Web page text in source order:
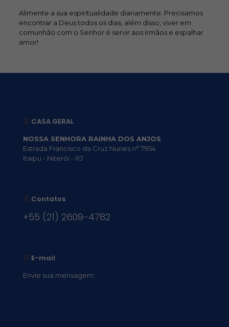
Alimente a sua espiritualidade diariamente. Precisamos
encontrar a Deus todos os dias, além disso, viver em
comunhão com o Senhor é servir aos irmãos e espalhar
amor!
CASA GERAL
NOSSA SENHORA RAINHA DOS ANJOS
Estrada Francisco da Cruz Nunes n° 7954
Itaipu - Niterói - RJ
Contatos
+55 (21) 2609-4782
E-mail
Envie sua mensagem: